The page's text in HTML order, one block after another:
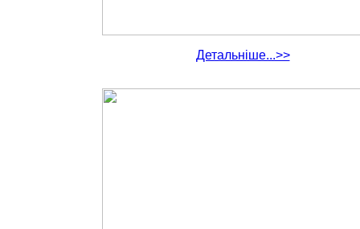
Детальніше...>>